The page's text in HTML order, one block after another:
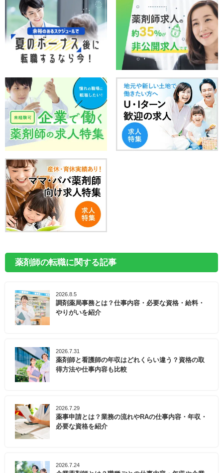
薬剤師の転職に関する記事
2026.8.5
調剤薬局事務とは？仕事内容・必要な資格・給料・
やりがいを紹介
2026.7.31
薬剤師と看護師の年収はどれくらい違う？資格の取
得方法や仕事内容も比較
2026.7.29
薬事申請とは？業務の流れやRAの仕事内容・年収・
必要な資格を紹介
2026.7.24